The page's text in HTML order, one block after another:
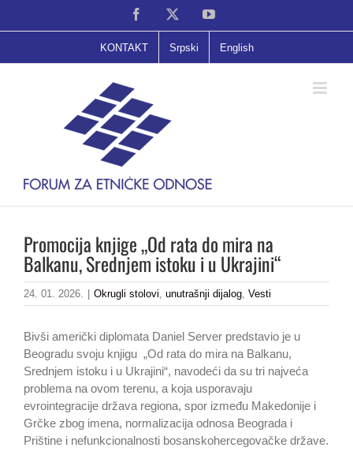
Facebook YouTube
KONTAKT Srpski English
Promocija knjige „Od rata do mira na
Balkanu, Srednjem istoku i u Ukrajini“
24. 01. 2026. Okrugli stolovi, unutrašnji dijalog, Vesti
Bivši američki diplomata Daniel Server predstavio je u
Beogradu svoju knjigu „Od rata do mira na Balkanu,
Srednjem istoku i u Ukrajini“, navodeći da su tri najveća
problema na ovom terenu, a koja usporavaju
evrointegracije država regiona, spor između Makedonije i
Grčke zbog imena, normalizacija odnosa Beograda i
Prištine i nefunkcionalnosti bosanskohercegovačke države.